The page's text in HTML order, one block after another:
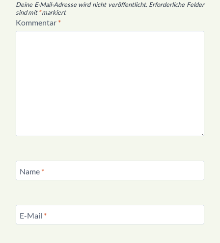
Deine E-Mail-Adresse wird nicht veröffentlicht. Erforderliche Felder
sind mit*markiert
Kommentar *
Name *
E-Mail *